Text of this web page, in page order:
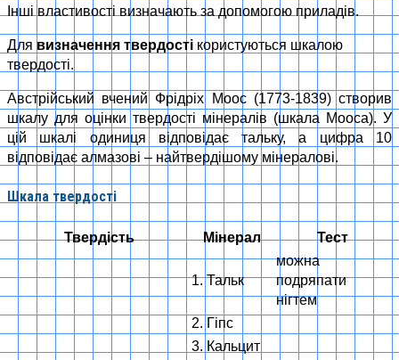
Інші властивості визначають за допомогою приладів.
Для визначення твердості користуються шкалою
твердості.
Австрійський вчений Фрідріх Моос (1773-1839) створив
шкалу для оцінки твердості мінералів (шкала Мооса). У
цій шкалі одиниця відповідає тальку, а цифра 10
відповідає алмазові – найтвердішому мінералові.
Шкала твердості
Твердість Мінерал Тест
1. Тальк
можна
подряпати
нігтем
2. Гіпс
3. Кальцит